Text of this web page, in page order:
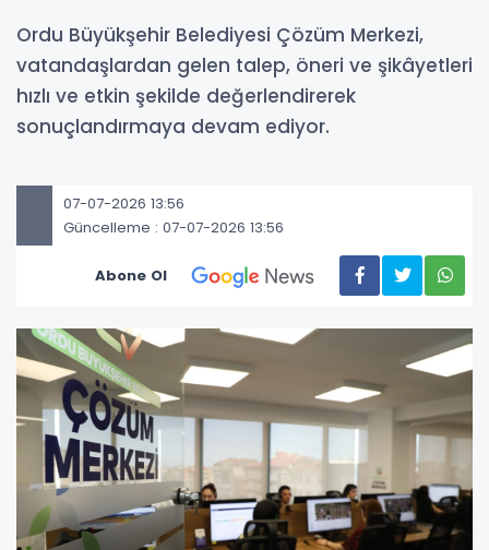
Ordu Büyükşehir Belediyesi Çözüm Merkezi,
vatandaşlardan gelen talep, öneri ve şikâyetleri
hızlı ve etkin şekilde değerlendirerek
sonuçlandırmaya devam ediyor.
07-07-2026 13:56
Güncelleme : 07-07-2026 13:56
Abone Ol